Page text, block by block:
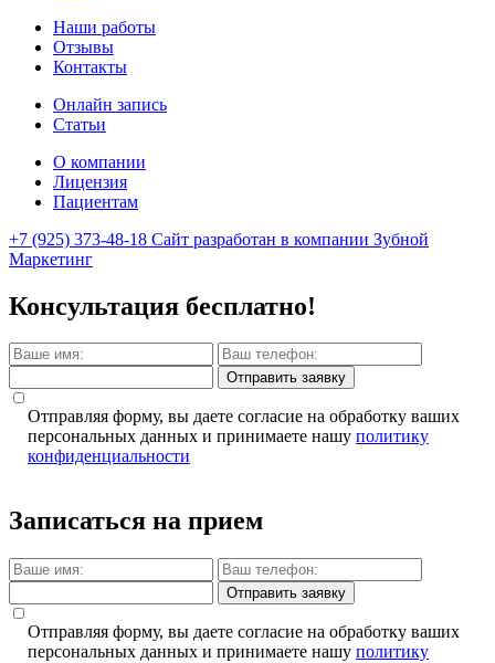
Наши работы
Отзывы
Контакты
Онлайн запись
Статьи
О компании
Лицензия
Пациентам
+7 (925) 373-48-18 Сайт разработан в компании Зубной
Маркетинг
Консультация бесплатно!
Отправить заявку
Отправляя форму, вы даете согласие на обработку ваших
персональных данных и принимаете нашу политику
конфиденциальности
Записаться на прием
Отправить заявку
Отправляя форму, вы даете согласие на обработку ваших
персональных данных и принимаете нашу политику